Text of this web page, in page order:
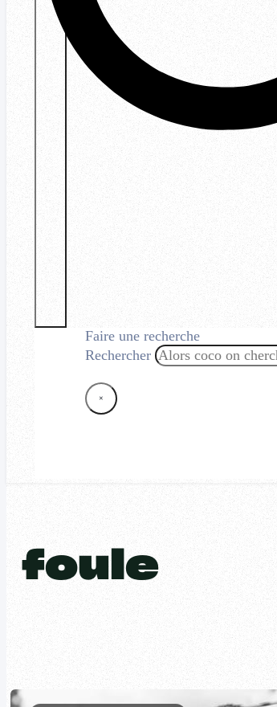
Faire une recherche
Rechercher
×
foule